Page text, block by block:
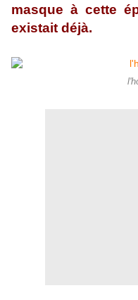
masque à cette
existait déjà.